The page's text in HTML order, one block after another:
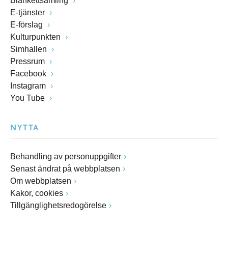
E-tjänster
E-förslag
Kulturpunkten
Simhallen
Pressrum
Facebook
Instagram
You Tube
NYTTA
Behandling av personuppgifter
Senast ändrat på webbplatsen
Om webbplatsen
Kakor, cookies
Tillgänglighetsredogörelse